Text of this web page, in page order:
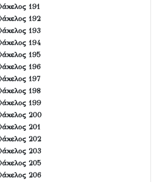
191
192
193
194
195
196
197
198
199
200
201
202
203
205
206